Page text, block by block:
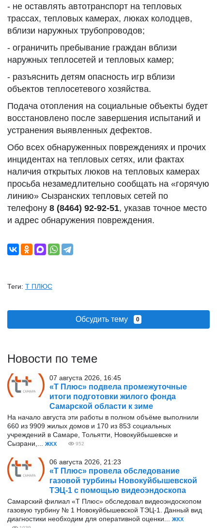
- не оставлять автотранспорт на тепловых
трассах, тепловых камерах, люках колодцев,
вблизи наружных трубопроводов;
- ограничить пребывание граждан вблизи
наружных теплосетей и тепловых камер;
- разъяснить детям опасность игр вблизи
объектов теплосетевого хозяйства.
Подача отопления на социальные объекты будет
восстановлено после завершения испытаний и
устранения выявленных дефектов.
Обо всех обнаруженных повреждениях и прочих
инцидентах на тепловых сетях, или фактах
наличия открытых люков на тепловых камерах
просьба незамедлительно сообщать на «горячую
линию» Сызранских тепловых сетей по
телефону 8 (8464) 92-92-51, указав точное место
и адрес обнаружения повреждения.
Теги: Т ПЛЮС
Обсудить тему 0
Новости по теме
07 августа 2026, 16:45
«Т Плюс» подвела промежуточные
итоги подготовки жилого фонда
Самарской области к зиме
На начало августа эти работы в полном объёме выполнили
660 из 9909 жилых домов и 170 из 853 социальных
учреждений в Самаре, Тольятти, Новокуйбышевске и
Сызрани,...
ЖКХ 952
06 августа 2026, 21:23
«Т Плюс» провела обследование
газовой турбины Новокуйбышевской
ТЭЦ-1 с помощью видеоэндоскопа
Самарский филиал «Т Плюс» обследовал видеоэндоскопом
газовую турбину № 1 Новокуйбышевской ТЭЦ-1. Данный вид
диагностики необходим для оперативной оценки...
ЖКХ